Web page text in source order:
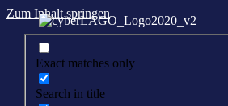
Zum Inhalt springen
Exact matches only
Search in title